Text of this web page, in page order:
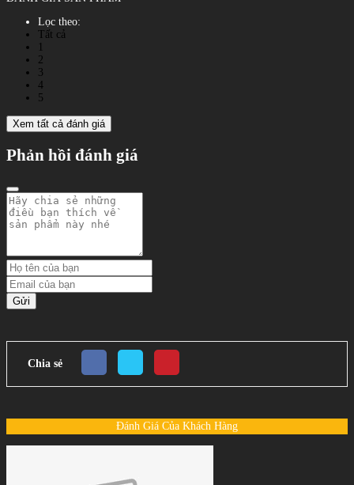
Lọc theo:
Tất cả
2
3
4
5
Xem tất cả đánh giá
Phản hồi đánh giá
Gửi
Chia sẻ
Đánh Giá Của Khách Hàng